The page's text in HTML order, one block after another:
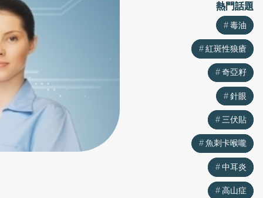
熱門話題
毒油
紅斑性狼瘡
奇亞籽
針眼
三伏貼
魚刺卡喉嚨
中耳炎
高山症
熱門話題
毒油
紅斑性狼瘡
奇亞籽
針眼
三伏貼
魚刺卡喉嚨
中耳炎
高山症